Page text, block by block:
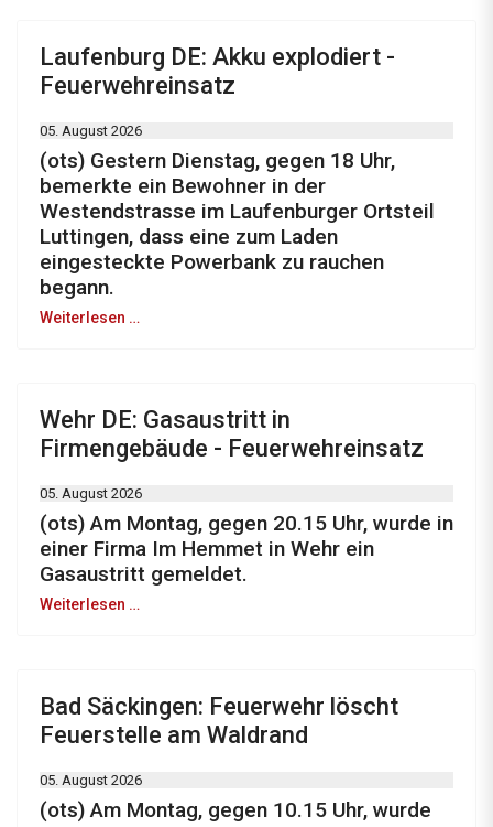
Laufenburg DE: Akku explodiert -
Feuerwehreinsatz
05. August 2026
(ots) Gestern Dienstag, gegen 18 Uhr,
bemerkte ein Bewohner in der
Westendstrasse im Laufenburger Ortsteil
Luttingen, dass eine zum Laden
eingesteckte Powerbank zu rauchen
begann.
Weiterlesen …
Wehr DE: Gasaustritt in
Firmengebäude - Feuerwehreinsatz
05. August 2026
(ots) Am Montag, gegen 20.15 Uhr, wurde in
einer Firma Im Hemmet in Wehr ein
Gasaustritt gemeldet.
Weiterlesen …
Bad Säckingen: Feuerwehr löscht
Feuerstelle am Waldrand
05. August 2026
(ots) Am Montag, gegen 10.15 Uhr, wurde